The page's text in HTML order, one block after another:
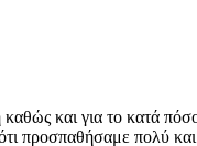
και για το κατά
προσπαθήσαμε πολύ